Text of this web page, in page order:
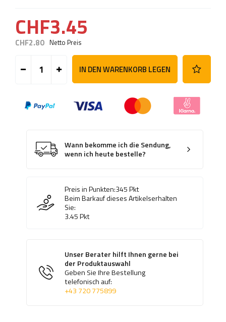
CHF3.45
CHF2.80 Netto Preis
IN DEN WARENKORB LEGEN
Wann bekomme ich die Sendung,
wenn ich heute bestelle?
Preis in Punkten:345Pkt
Beim Barkauf dieses Artikelserhalten
Sie:
3.45Pkt
Unser Berater hilft Ihnen gerne bei
der Produktauswahl
Geben Sie Ihre Bestellung
telefonisch auf:
+43 720 775899